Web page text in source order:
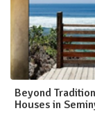
Beyond
Houses in